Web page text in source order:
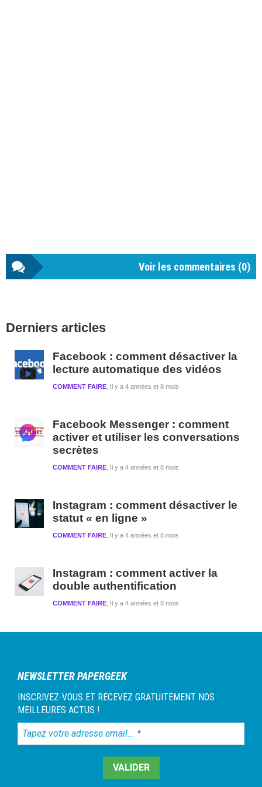
Voir les commentaires (0)
latérale
Derniers articles
Facebook : comment désactiver la
lecture automatique des vidéos
Il y a 4 années et 8 mois
COMMENT FAIRE
Facebook Messenger : comment
activer et utiliser les conversations
secrètes
Il y a 4 années et 8 mois
COMMENT FAIRE
Instagram : comment désactiver le
statut « en ligne »
Il y a 4 années et 8 mois
COMMENT FAIRE
Instagram : comment activer la
double authentification
Il y a 4 années et 8 mois
COMMENT FAIRE
NEWSLETTER PAPERGEEK
INSCRIVEZ-VOUS ET RECEVEZ GRATUITEMENT NOS
MEILLEURES ACTUS !
Tapez
votre